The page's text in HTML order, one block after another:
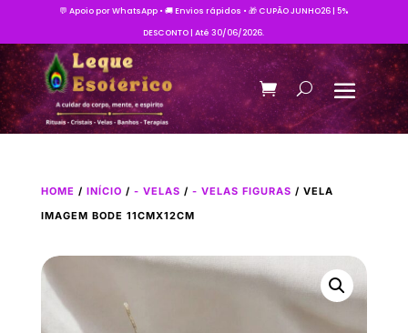
💬 Apoio por WhatsApp • 🚚 Envios rápidos • 🎁 CUPÃO JUNHO26 | 5%
DESCONTO | Até 30/06/2026.
HOME / INÍCIO / - VELAS / - VELAS FIGURAS / VELA
IMAGEM BODE 11CMX12CM